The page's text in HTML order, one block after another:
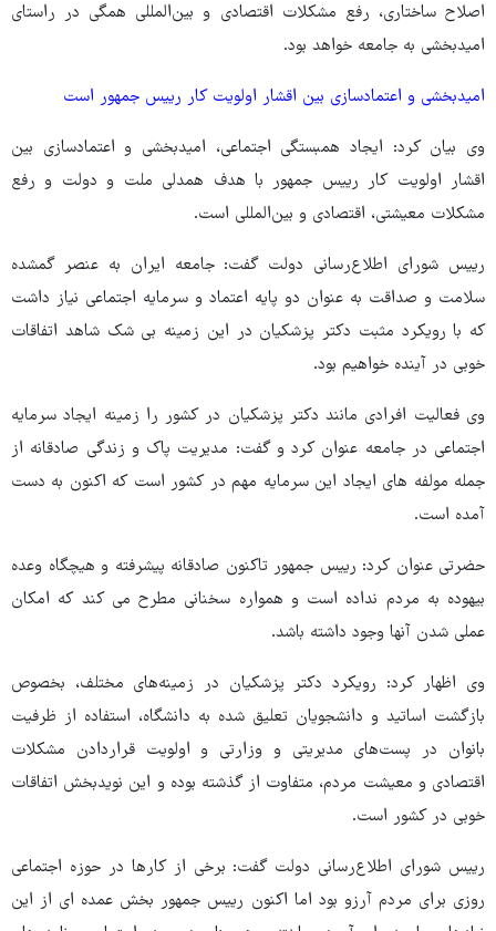
اصلاح ساختاری، رفع مشکلات اقتصادی و بین‌المللی همگی در راستای
امیدبخشی به جامعه خواهد بود.
امیدبخشی و اعتمادسازی بین اقشار اولویت کار رییس جمهور است
وی بیان کرد: ایجاد همبستگی اجتماعی، امیدبخشی و اعتمادسازی بین
اقشار اولویت کار رییس جمهور با هدف همدلی ملت و دولت و رفع
مشکلات معیشتی، اقتصادی و بین‌المللی است.
رییس شورای اطلاع‌رسانی دولت گفت: جامعه ایران به عنصر گمشده
سلامت و صداقت به عنوان دو پایه اعتماد و سرمایه اجتماعی نیاز داشت
که با رویکرد مثبت دکتر پزشکیان در این زمینه بی شک شاهد اتفاقات
خوبی در آینده خواهیم بود.
وی فعالیت افرادی مانند دکتر پزشکیان در کشور را زمینه ایجاد سرمایه
اجتماعی در جامعه عنوان کرد و گفت: مدیریت پاک و زندگی صادقانه از
جمله مولفه های ایجاد این سرمایه مهم در کشور است که اکنون به دست
آمده است.
حضرتی عنوان کرد: رییس جمهور تاکنون صادقانه پیشرفته و هیچگاه وعده
بیهوده به مردم نداده است و همواره سخنانی مطرح می کند که امکان
عملی شدن آنها وجود داشته باشد.
وی اظهار کرد: رویکرد دکتر پزشکیان در زمینه‌های مختلف، بخصوص
بازگشت اساتید و دانشجویان تعلیق شده به دانشگاه، استفاده از ظرفیت
بانوان در پست‌های مدیریتی و وزارتی و اولویت قراردادن مشکلات
اقتصادی و معیشت مردم، متفاوت از گذشته بوده و این نویدبخش اتفاقات
خوبی در کشور است.
رییس شورای اطلاع‌رسانی دولت گفت: برخی از کارها در حوزه اجتماعی
روزی برای مردم آرزو بود اما اکنون رییس جمهور بخش عمده ای از این